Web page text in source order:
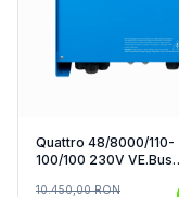
Quattro 48/8000/110-
100/100 230V VE.Bus
10.450,00RON